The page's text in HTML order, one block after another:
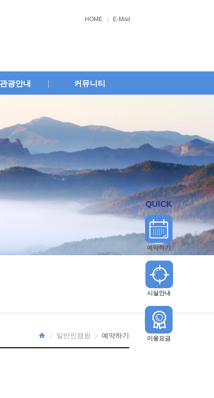
HOME E-Mail
광안내 커뮤니티
일반인캠핑 예약하기
QUICK
예약하기
시설안내
이용요금